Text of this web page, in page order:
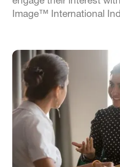
Image™ International